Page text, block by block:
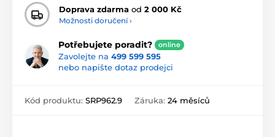
Doprava zdarma od 2 000 Kč
Možnosti doručení ›
Potřebujete poradit? online
Zavolejte na 499 599 595
nebo napište dotaz prodejci
Kód produktu: SRP962.9 Záruka: 24 měsíců